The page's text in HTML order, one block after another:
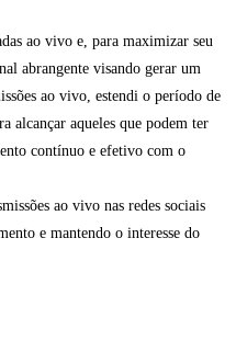
ao vivo e, para maximizar seu
abrangente visando gerar um
ao vivo, estendi o período de
alcançar aqueles que podem ter
contínuo e efetivo com o
ao vivo nas redes sociais
e mantendo o interesse do